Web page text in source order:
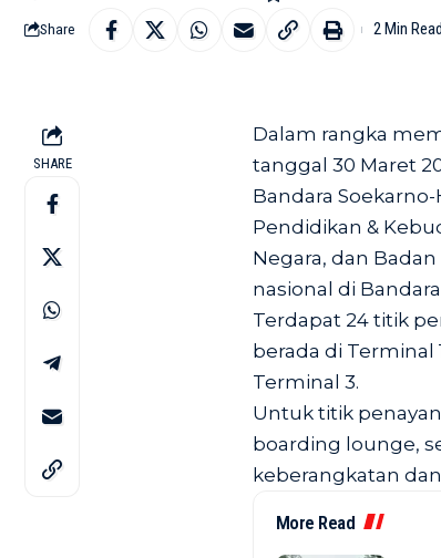
Share 2 Min Read
SHARE
Dalam rangka
tanggal 30 Maret
Bandara
Pendidikan &
Negara, dan
nasional di
Terdapat 24 titik
berada di Terminal
Terminal 3.
Untuk titik
boarding lounge,
keberangkatan
More Read